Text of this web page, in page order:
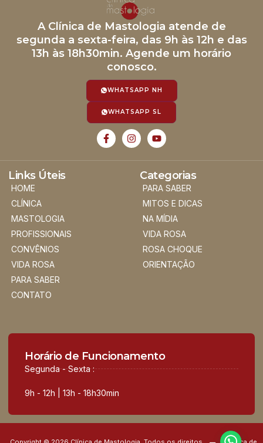
A Clínica de Mastologia atende de
segunda a sexta-feira, das 9h às 12h e das
13h às 18h30min. Agende um horário
conosco.
WHATSAPP NH
WHATSAPP SL
Links Úteis
HOME
CLÍNICA
MASTOLOGIA
PROFISSIONAIS
CONVÊNIOS
VIDA ROSA
PARA SABER
CONTATO
Categorias
PARA SABER
MITOS E DICAS
NA MÍDIA
VIDA ROSA
ROSA CHOQUE
ORIENTAÇÃO
Horário de Funcionamento
Segunda - Sexta :
9h - 12h | 13h - 18h30min